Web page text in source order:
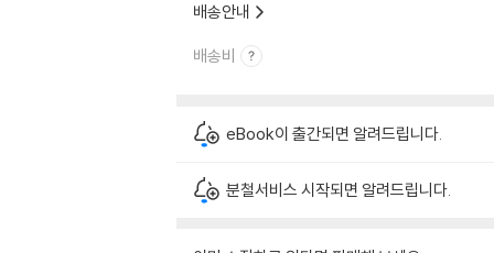
배송안내
배송비
eBook이 출간되면 알려드립니다.
분철서비스 시작되면 알려드립니다.